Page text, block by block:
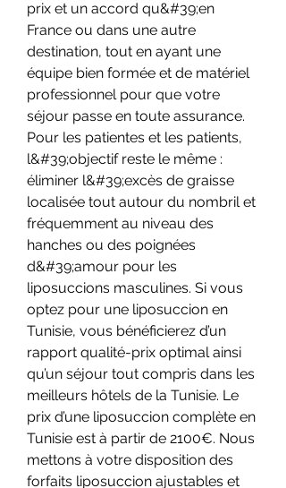
prix et un accord qu&#39;en
France ou dans une autre
destination, tout en ayant une
équipe bien formée et de matériel
professionnel pour que votre
séjour passe en toute assurance.
Pour les patientes et les patients,
l&#39;objectif reste le même :
éliminer l&#39;excès de graisse
localisée tout autour du nombril et
fréquemment au niveau des
hanches ou des poignées
d&#39;amour pour les
liposuccions masculines. Si vous
optez pour une liposuccion en
Tunisie, vous bénéficierez d’un
rapport qualité-prix optimal ainsi
qu’un séjour tout compris dans les
meilleurs hôtels de la Tunisie. Le
prix d’une liposuccion complète en
Tunisie est à partir de 2100€. Nous
mettons à votre disposition des
forfaits liposuccion ajustables et